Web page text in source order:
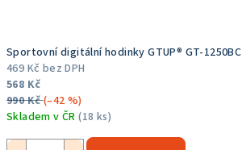
Sportovní digitální hodinky GTUP® GT-1250BC
469 Kč bez DPH
568 Kč
990 Kč(–42 %)
Skladem v ČR(18 ks)